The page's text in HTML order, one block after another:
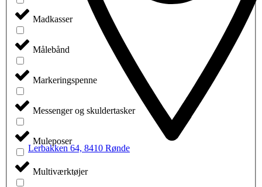
Madkasser
Målebånd
Markeringspenne
Messenger og skuldertasker
Muleposer
Multiværktøjer
Lerbakken 64, 8410 Rønde